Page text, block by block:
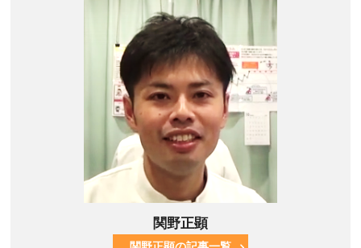
関野正顕